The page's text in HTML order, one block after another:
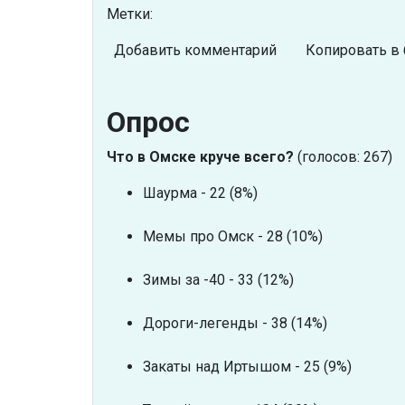
Метки:
Добавить комментарий Копировать в
Опрос
Что в Омске круче всего? (голосов: 267)
Шаурма - 22 (8%)
Мемы про Омск - 28 (10%)
Зимы за -40 - 33 (12%)
Дороги-легенды - 38 (14%)
Закаты над Иртышом - 25 (9%)